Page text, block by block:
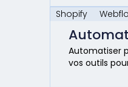
Shopify
Automatiser
vos outils